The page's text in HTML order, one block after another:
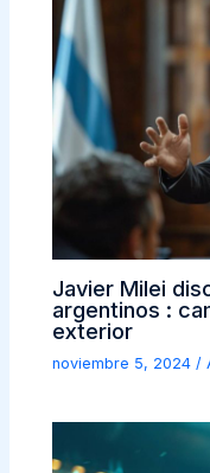
Javier Milei
argentinos :
exterior
noviembre 5, 2024 /